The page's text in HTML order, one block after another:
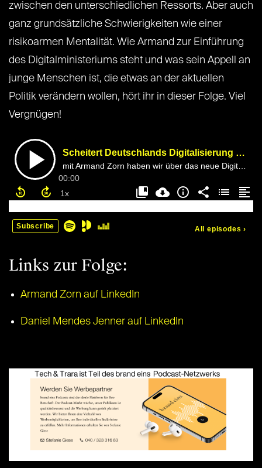
zwischen den unterschiedlichen Ressorts. Aber auch
ganz grundsätzliche Schwierigkeiten wie einer
risikoarmen Mentalität. Wie Armand zur Einführung
des Digitalministeriums steht und was sein Appell an
junge Menschen ist, die etwas an der aktuellen
Politik verändern wollen, hört ihr in dieser Folge. Viel
Vergnügen!
Links zur Folge:
Armand Zorn auf LinkedIn
Daniel Mendes Jenner auf LinkedIn